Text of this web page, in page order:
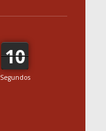
10
9
9
10
Segundos